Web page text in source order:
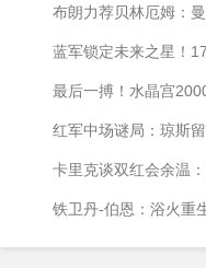
布朗力荐贝林厄姆：曼联
蓝军锁定未来之星！
最后一搏！水晶宫2000
红军中场谜局：琼斯
卡里克谈双红会余温：胜
铁卫丹-伯恩：浴火重生